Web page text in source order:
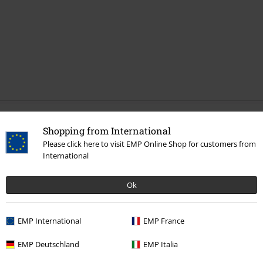
Shopping from International
Please click here to visit EMP Online Shop for customers from
International
Ok
EMP International EMP France
EMP Deutschland EMP Italia
Mehr Kategorien. Mehr Möglichkeiten.
Sale % Medien
Band Merch Genre
Band Merch Top Bands Alben